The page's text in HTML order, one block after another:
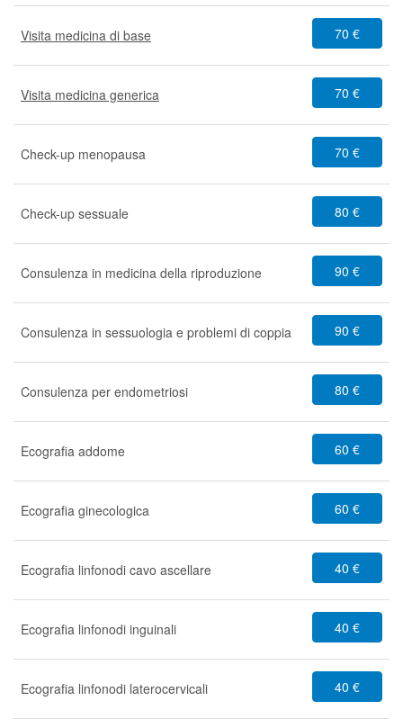
Visita medicina di base 70 €
Visita medicina generica 70 €
Check-up menopausa 70 €
Check-up sessuale 80 €
Consulenza in medicina della riproduzione 90 €
Consulenza in sessuologia e problemi di coppia 90 €
Consulenza per endometriosi 80 €
Ecografia addome 60 €
Ecografia ginecologica 60 €
Ecografia linfonodi cavo ascellare 40 €
Ecografia linfonodi inguinali 40 €
Ecografia linfonodi laterocervicali 40 €